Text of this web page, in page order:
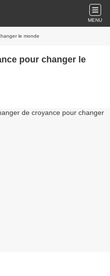
MENU
le monde
pour changer le